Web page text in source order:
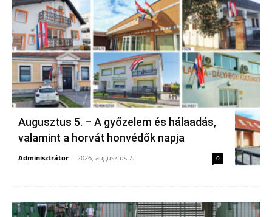
Augusztus 5. – A győzelem és hálaadás,
valamint a horvát honvédők napja
Adminisztrátor - 2026, augusztus 7. 0